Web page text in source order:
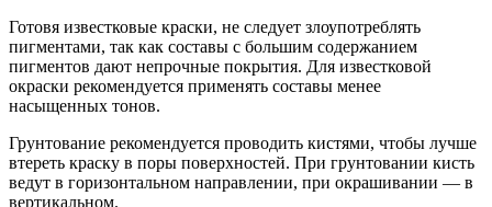
Готовя известковые краски, не следует злоупотреблять
пигментами, так как составы с большим содержанием
пигментов дают непрочные покрытия. Для известковой
окраски рекомендуется применять составы менее
насыщенных тонов.
Грунтование рекомендуется проводить кистями, чтобы лучше
втереть краску в поры поверхностей. При грунтовании кисть
ведут в горизонтальном направлении, при окрашивании — в
вертикальном.